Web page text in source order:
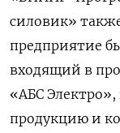
силовик»
предприятие
входящий в
«АБС
продукцию и